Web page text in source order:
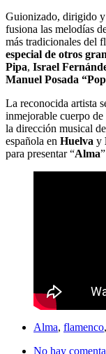
Guionizado, dirigido
fusiona las melodías
más tradicionales del
especial de otros
Pipa, Israel
Manuel Posada
La reconocida artista
inmejorable cuerpo
la dirección musical de
española en Huelva y
para presentar “Alma
Alma, flamenco,
No hay